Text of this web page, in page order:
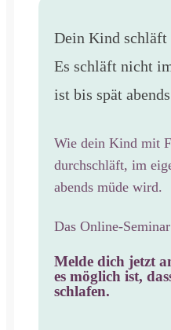
Dein Kind schläft
Es schläft nicht
ist bis spät
Wie dein Kind mit
durchschläft, im
abends müde wird.
Das Online-
Melde dich jetzt
es möglich ist,
schlafen.